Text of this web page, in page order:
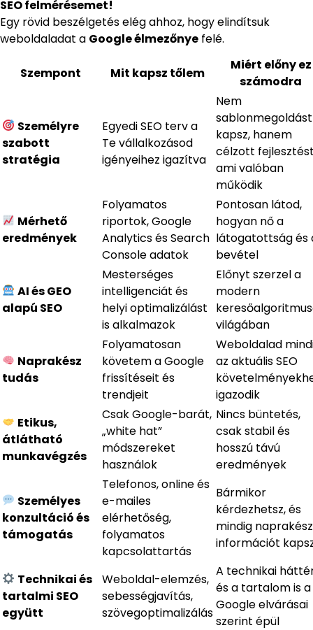
SEO felmérésemet!
Egy rövid beszélgetés elég ahhoz, hogy elindítsuk
weboldaladat a Google élmezőnye felé.
Szempont Mit kapsz tőlem
Miért előny ez
számodra
Személyre
szabott
stratégia
Egyedi SEO terv a
Te vállalkozásod
igényeihez igazítva
Nem
sablonmegoldást
kapsz, hanem
célzott
ami valóban
működik
Mérhető
eredmények
Folyamatos
riportok, Google
Analytics és Search
Console adatok
Pontosan látod,
hogyan nő a
látogatottság és
bevétel
AI és GEO
alapú SEO
Mesterséges
intelligenciát és
helyi optimalizálást
is alkalmazok
Előnyt szerzel a
modern
világában
Naprakész
tudás
Folyamatosan
követem a Google
frissítéseit és
trendjeit
Weboldalad
az aktuális SEO
igazodik
Etikus,
átlátható
munkavégzés
Csak Google-barát,
„white hat”
módszereket
használok
Nincs büntetés,
csak stabil és
hosszú távú
eredmények
Személyes
konzultáció és
támogatás
Telefonos, online és
e-mailes
elérhetőség,
folyamatos
kapcsolattartás
Bármikor
kérdezhetsz, és
mindig naprakész
információt
Technikai és
tartalmi SEO
együtt
Weboldal-elemzés,
sebességjavítás,
szövegoptimalizálás
A technikai
és a tartalom is a
Google elvárásai
szerint épül